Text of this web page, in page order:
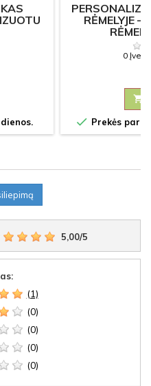
RĖMELYJE
0

 Prekės
5,00/5
(1)
(0)
(0)
(0)
(0)